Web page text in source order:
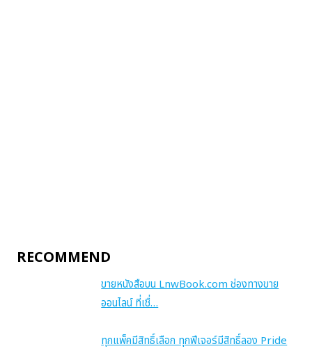
RECOMMEND
ขายหนังสือบน LnwBook.com ช่องทางขาย
ออนไลน์ ที่เชื่…
ทุกแพ็คมีสิทธิ์เลือก ทุกฟีเจอร์มีสิทธิ์ลอง Pride